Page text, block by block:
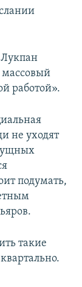
массовый
работой».
не уходят
подумать,
такие